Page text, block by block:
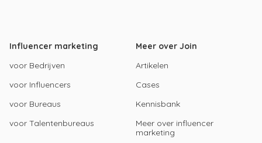
Influencer marketing
voor Bedrijven
voor Influencers
voor Bureaus
voor Talentenbureaus
Meer over Join
Artikelen
Cases
Kennisbank
Meer over influencer
marketing